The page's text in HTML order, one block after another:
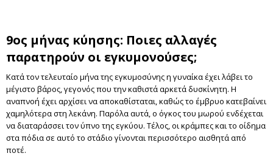
9ος μήνας κύησης: Ποιες αλλαγές
παρατηρούν οι εγκυμονούσες;
Κατά τον τελευταίο μήνα της εγκυμοσύνης η γυναίκα έχει λάβει το
μέγιστο βάρος, γεγονός που την καθιστά αρκετά δυσκίνητη. Η
αναπνοή έχει αρχίσει να αποκαθίσταται, καθώς το έμβρυο κατεβαίνει
χαμηλότερα στη λεκάνη. Παρόλα αυτά, ο όγκος του μωρού ενδέχεται
να διαταράσσει τον ύπνο της εγκύου. Τέλος, οι κράμπες και το οίδημα
στα πόδια σε αυτό το στάδιο γίνονται περισσότερο αισθητά από
ποτέ.